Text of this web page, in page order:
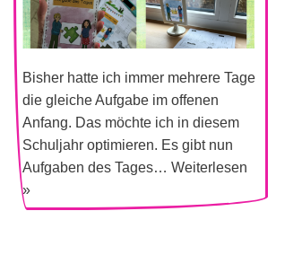
Bisher hatte ich immer mehrere Tage
die gleiche Aufgabe im offenen
Anfang. Das möchte ich in diesem
Schuljahr optimieren. Es gibt nun
Aufgaben des Tages… Weiterlesen
»